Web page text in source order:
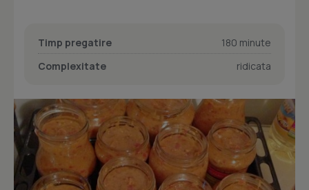
Timp pregatire
180 minute
Complexitate
ridicata